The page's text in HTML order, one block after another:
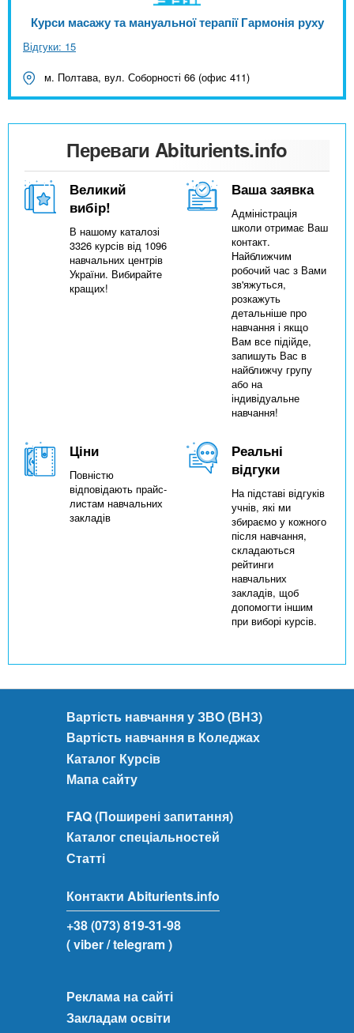
Курси масажу та мануальної терапії Гармонія руху
Відгуки: 15
м. Полтава, вул. Соборності 66 (офис 411)
Переваги Abiturients.info
Великий
вибір!
В нашому каталозі
3326 курсів від 1096
навчальних центрів
України. Вибирайте
кращих!
Ваша заявка
Адміністрація
школи отримає Ваш
контакт.
Найближчим
робочий час з Вами
зв'яжуться,
розкажуть
детальніше про
навчання і якщо
Вам все підійде,
запишуть Вас в
найближчу групу
або на
індивідуальне
навчання!
Ціни
Повністю
відповідають прайс-
листам навчальних
закладів
Реальні
відгуки
На підставі відгуків
учнів, які ми
збираємо у кожного
після навчання,
складаються
рейтинги
навчальних
закладів, щоб
допомогти іншим
при виборі курсів.
Вартість навчання у ЗВО (ВНЗ)
Вартість навчання в Коледжах
Каталог Курсів
Мапа сайту
FAQ (Поширені запитання)
Каталог спеціальностей
Статті
Контакти Abiturients.info
+38 (073) 819-31-98
( viber/ telegram )
Реклама на сайті
Закладам освіти